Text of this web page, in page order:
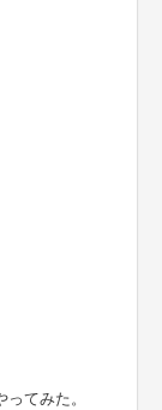
てみた。